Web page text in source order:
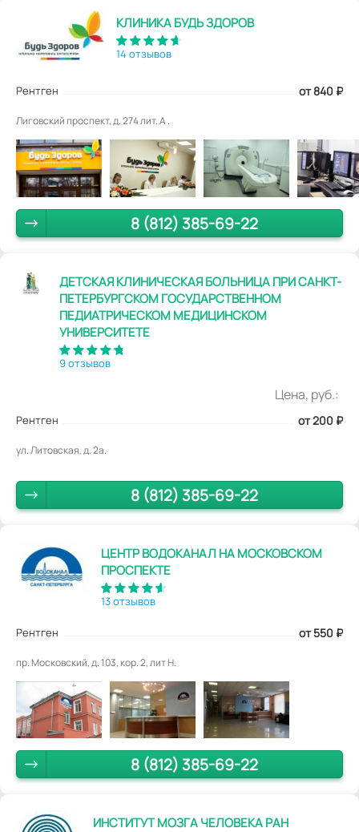
КЛИНИКА БУДЬ ЗДОРОВ
14 отзывов
Рентген от 840 ₽
Лиговский проспект, д. 274 лит. А .
8 (812) 385-69-22
ДЕТСКАЯ КЛИНИЧЕСКАЯ БОЛЬНИЦА ПРИ САНКТ-
ПЕТЕРБУРГСКОМ ГОСУДАРСТВЕННОМ
ПЕДИАТРИЧЕСКОМ МЕДИЦИНСКОМ
УНИВЕРСИТЕТЕ
9 отзывов
Цена, руб.:
Рентген от 200 ₽
ул. Литовская, д. 2а.
8 (812) 385-69-22
ЦЕНТР ВОДОКАНАЛ НА МОСКОВСКОМ
ПРОСПЕКТЕ
13 отзывов
Рентген от 550 ₽
пр. Московский, д. 103, кор. 2, лит Н.
8 (812) 385-69-22
ИНСТИТУТ МОЗГА ЧЕЛОВЕКА РАН